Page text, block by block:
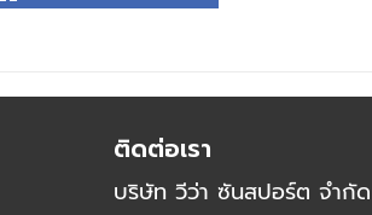
ติดต่อเรา
บริษัท วีว่า ซันสปอร์ต จำกัด